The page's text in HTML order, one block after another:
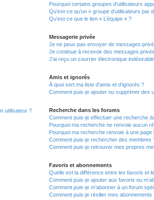
utilisateur ?
Pourquoi certains groupes d’utilisateurs
Qu’est-ce qu’un « groupe d’utilisateurs par
Qu’est-ce que le lien « L’équipe » ?
Messagerie privée
Je ne peux pas envoyer de messages
Je continue à recevoir des messages
J’ai reçu un courrier électronique
Amis et ignorés
À quoi sert ma liste d’amis et d’ignorés ?
Comment puis-je ajouter ou supprimer des
Recherche dans les forums
Comment puis-je effectuer une recherche
Pourquoi ma recherche ne renvoie aucun
Pourquoi ma recherche renvoie à une page
Comment puis-je rechercher des membres
Comment puis-je retrouver mes propres
Favoris et abonnements
Quelle est la différence entre les favoris et
Comment puis-je ajouter aux favoris ou
Comment puis-je m’abonner à un forum
Comment puis-je résilier mes abonnements